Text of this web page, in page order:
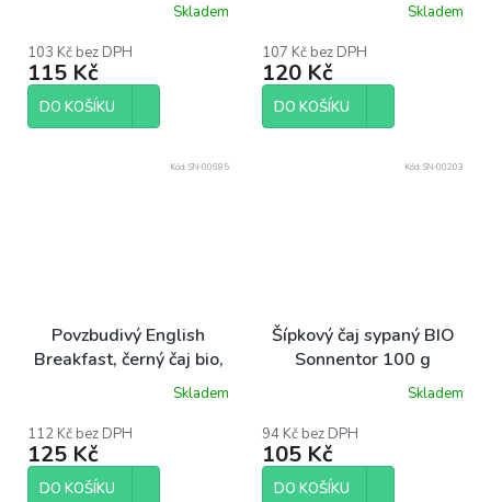
Skladem
103 Kč bez DPH
115 Kč
DO KOŠÍKU
Skladem
107 Kč bez DPH
120 Kč
DO KOŠÍKU
Povzbudivý English
Breakfast, černý čaj bio,
Skladem
112 Kč bez DPH
125 Kč
DO KOŠÍKU
Kód: SN-00685
Šípkový čaj sypaný BIO
Sonnentor 100 g
Skladem
94 Kč bez DPH
105 Kč
DO KOŠÍKU
Kód: SN-00203